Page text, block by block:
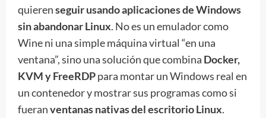
quierenseguir usando aplicaciones de Windows
sin abandonar Linux. No es un emulador como
Wine ni una simple máquina virtual “en una
ventana”, sino una solución que combina Docker,
KVM y FreeRDPpara montar un Windows real en
un contenedor y mostrar sus programas como si
fueranventanas nativas del escritorio Linux.